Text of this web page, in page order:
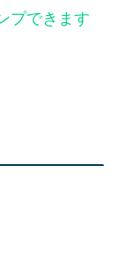
プできます